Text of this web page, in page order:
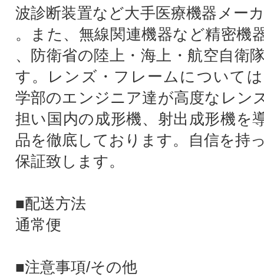
波診断装置など大手医療機器メー
。また、無線関連機器など精密機
、防衛省の陸上・海上・航空自衛
す。レンズ・フレームについて
学部のエンジニア達が高度なレン
担い国内の成形機、射出成形機を
品を徹底しております。自信を持
保証致します。
■配送方法
通常便
■注意事項/その他